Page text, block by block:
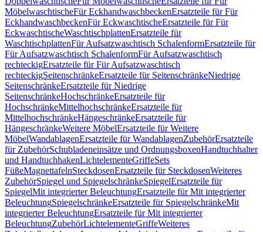
MöbelwaschtischeFür EckhandwaschbeckenErsatzteile für Für
EckhandwaschbeckenFür EckwaschtischeErsatzteile für Für
EckwaschtischeWaschtischplattenErsatzteile für
WaschtischplattenFür Aufsatzwaschtisch SchalenformErsatzteile für
Für Aufsatzwaschtisch SchalenformFür Aufsatzwaschtisch
rechteckigErsatzteile für Für Aufsatzwaschtisch
rechteckigSeitenschränkeErsatzteile für SeitenschränkeNiedrige
SeitenschränkeErsatzteile für Niedrige
SeitenschränkeHochschränkeErsatzteile für
HochschränkeMittelhochschränkeErsatzteile für
MittelhochschränkeHängeschränkeErsatzteile für
HängeschränkeWeitere MöbelErsatzteile für Weitere
MöbelWandablagenErsatzteile für WandablagenZubehörErsatzteile
für ZubehörSchubladeneinsätze und OrdnungsboxenHandtuchhalter
und HandtuchhakenLichtelementeGriffeSets
FüßeMagnettafelnSteckdosenErsatzteile für SteckdosenWeiteres
ZubehörSpiegel und SpiegelschränkeSpiegelErsatzteile für
SpiegelMit integrierter BeleuchtungErsatzteile für Mit integrierter
BeleuchtungSpiegelschränkeErsatzteile für SpiegelschränkeMit
integrierter BeleuchtungErsatzteile für Mit integrierter
BeleuchtungZubehörLichtelementeGriffeWeiteres